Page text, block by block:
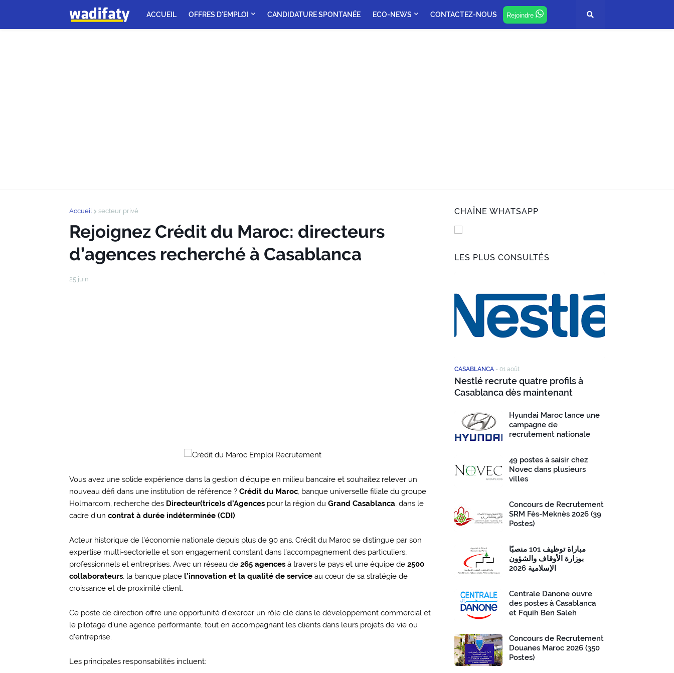
ACCUEIL OFFRES D'EMPLOI CANDIDATURE SPONTANÉE ECO-NEWS CONTACTEZ-NOUS Rejoindre
Accueil secteur privé
Rejoignez Crédit du Maroc: directeurs
d’agences recherché à Casablanca
25 juin
Vous avez une solide expérience dans la gestion d’équipe en milieu bancaire et souhaitez relever un
nouveau défi dans une institution de référence ? Crédit du Maroc, banque universelle filiale du groupe
Holmarcom, recherche des Directeur(trice)s d’Agences pour la région du Grand Casablanca, dans le
cadre d’un contrat à durée indéterminée (CDI).
Acteur historique de l’économie nationale depuis plus de 90 ans, Crédit du Maroc se distingue par son
expertise multi-sectorielle et son engagement constant dans l’accompagnement des particuliers,
professionnels et entreprises. Avec un réseau de 265 agences à travers le pays et une équipe de 2500
collaborateurs, la banque place l’innovation et la qualité de service au cœur de sa stratégie de
croissance et de proximité client.
Ce poste de direction offre une opportunité d’exercer un rôle clé dans le développement commercial et
le pilotage d’une agence performante, tout en accompagnant les clients dans leurs projets de vie ou
d’entreprise.
Les principales responsabilités incluent:
CHAÎNE WHATSAPP
LES PLUS CONSULTÉS
CASABLANCA - 01 août
Nestlé recrute quatre profils à
Casablanca dès maintenant
Hyundai Maroc lance une
campagne de
recrutement nationale
49 postes à saisir chez
Novec dans plusieurs
villes
Concours de Recrutement
SRM Fès-Meknès 2026 (39
Postes)
مباراة توظيف 101 منصبًا
بوزارة الأوقاف والشؤون
الإسلامية 2026
Centrale Danone ouvre
des postes à Casablanca
et Fquih Ben Saleh
Concours de Recrutement
Douanes Maroc 2026 (350
Postes)